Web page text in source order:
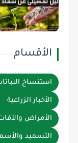
الأقسام
استنساخ
الأخبار الزراعية
الأمراض
التسميد